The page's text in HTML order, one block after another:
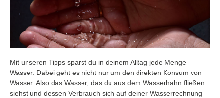
Mit unseren Tipps sparst du in deinem Alltag jede Menge
Wasser. Dabei geht es nicht nur um den direkten Konsum von
Wasser. Also das Wasser, das du aus dem Wasserhahn fließen
siehst und dessen Verbrauch sich auf deiner Wasserrechnung